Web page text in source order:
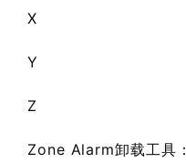
X
Y
Z
Zone Alarm卸载工具：